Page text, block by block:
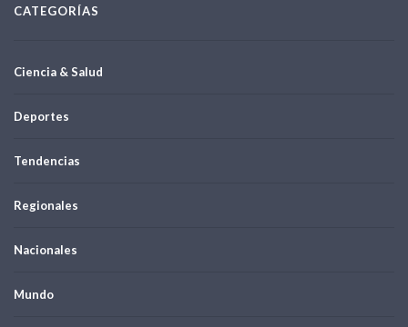
CATEGORÍAS
Ciencia & Salud
Deportes
Tendencias
Regionales
Nacionales
Mundo